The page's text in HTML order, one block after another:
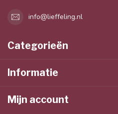
info@lieffeling.nl
Categorieën
Informatie
Mijn account